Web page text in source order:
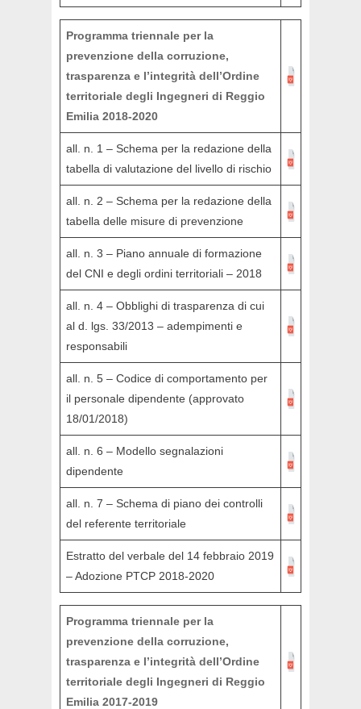
Programma triennale per la
prevenzione della corruzione,
trasparenza e l’integrità dell’Ordine
territoriale degli Ingegneri di Reggio
Emilia 2018-2020
all. n. 1 – Schema per la redazione della
tabella di valutazione del livello di rischio
all. n. 2 – Schema per la redazione della
tabella delle misure di prevenzione
all. n. 3 – Piano annuale di formazione
del CNI e degli ordini territoriali – 2018
all. n. 4 – Obblighi di trasparenza di cui
al d. lgs. 33/2013 – adempimenti e
responsabili
all. n. 5 – Codice di comportamento per
il personale dipendente (approvato
18/01/2018)
all. n. 6 – Modello segnalazioni
dipendente
all. n. 7 – Schema di piano dei controlli
del referente territoriale
Estratto del verbale del 14 febbraio 2019
– Adozione PTCP 2018-2020
Programma triennale per la
prevenzione della corruzione,
trasparenza e l’integrità dell’Ordine
territoriale degli Ingegneri di Reggio
Emilia 2017-2019